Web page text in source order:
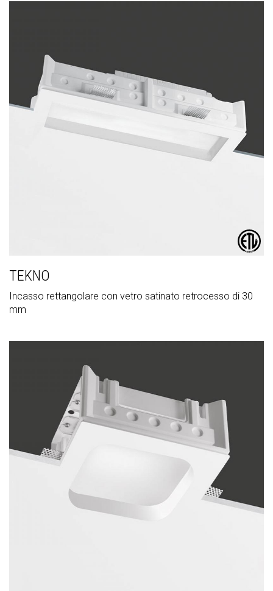
TEKNO
Incasso rettangolare con vetro satinato retrocesso di 30
mm